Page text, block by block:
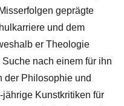
geprägte
und dem
er Theologie
nach einem für ihn
der Philosophie und
Kunstkritiken für